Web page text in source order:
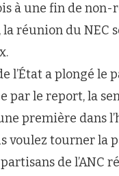
à une fin de non-
réunion du NEC
l’État a plongé le
par le report, la
première dans
voulez tourner la
de l’ANC